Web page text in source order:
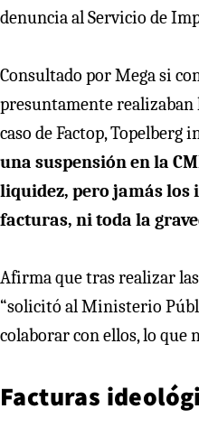
denuncia al Servicio de
Consultado por Mega si
presuntamente realizaban
caso de Factop, Topelberg
una suspensión en la
liquidez, pero jamás
facturas, ni toda la
Afirma que tras realizar
“solicitó al Ministerio
colaborar con ellos, lo que
Facturas